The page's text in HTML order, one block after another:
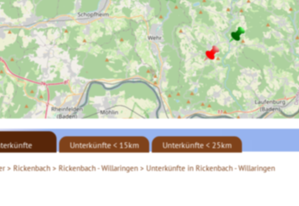
> Rickenbach > Rickenbach - Willaringen > Unterkünfte in Rickenbach - Willaringen
Unterkünfte < 15km Unterkünfte < 25km